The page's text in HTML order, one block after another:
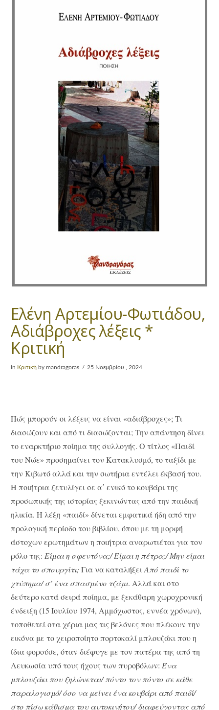
Ελένη Αρτεμίου-Φωτιάδου,
Αδιάβροχες λέξεις *
Κριτική
In Κριτική by mandragoras 25 Νοεμβρίου , 2024
Πώς μπορούν οι λέξεις να είναι «αδιάβροχες»; Τι
διασώζουν και από τι διασώζονται; Την απάντηση δίνει
το εναρκτήριο ποίημα της συλλογής. Ο τίτλος «Παιδί
του Νώε» προσημαίνει τον Κατακλυσμό, το ταξίδι με
την Κιβωτό αλλά και την σωτήρια εντέλει έκβασή του.
Η ποιήτρια ξετυλίγει σε α΄ ενικό το κουβάρι της
προσωπικής της ιστορίας ξεκινώντας από την παιδική
ηλικία. Η λέξη «παιδί» δίνεται εμφατικά ήδη από την
προλογική περίοδο του βιβλίου, όπου με τη μορφή
άστοχων ερωτημάτων η ποιήτρια αναρωτιέται για τον
ρόλο της: Είμαι η σφεντόνα;/ Είμαι η πέτρα;/ Μην είμαι
τάχα το σπουργίτι; Για να καταλήξειΑπό παιδί το
χτύπημα/ σ’ ένα σπασμένο τζάμι. Αλλά και στο
δεύτερο κατά σειρά ποίημα, με ξεκάθαρη χωροχρονική
ένδειξη (15 Ιουλίου 1974, Αμμόχωστος, εννέα χρόνων),
τοποθετεί στα χέρια μας τις βελόνες που πλέκουν την
εικόνα με το χειροποίητο πορτοκαλί μπλουζάκι που η
ίδια φορούσε, όταν διέφυγε με τον πατέρα της από τη
Λευκωσία υπό τους ήχους των πυροβόλων: Ένα
μπλουζάκι που ξηλώνεται/ πόντο τον πόντο σε κάθε
παραλογισμό/ όσο να μείνει ένα κουβάρι από παιδί/
στο πίσω κάθισμα του αυτοκινήτου/ διαφεύγοντας από